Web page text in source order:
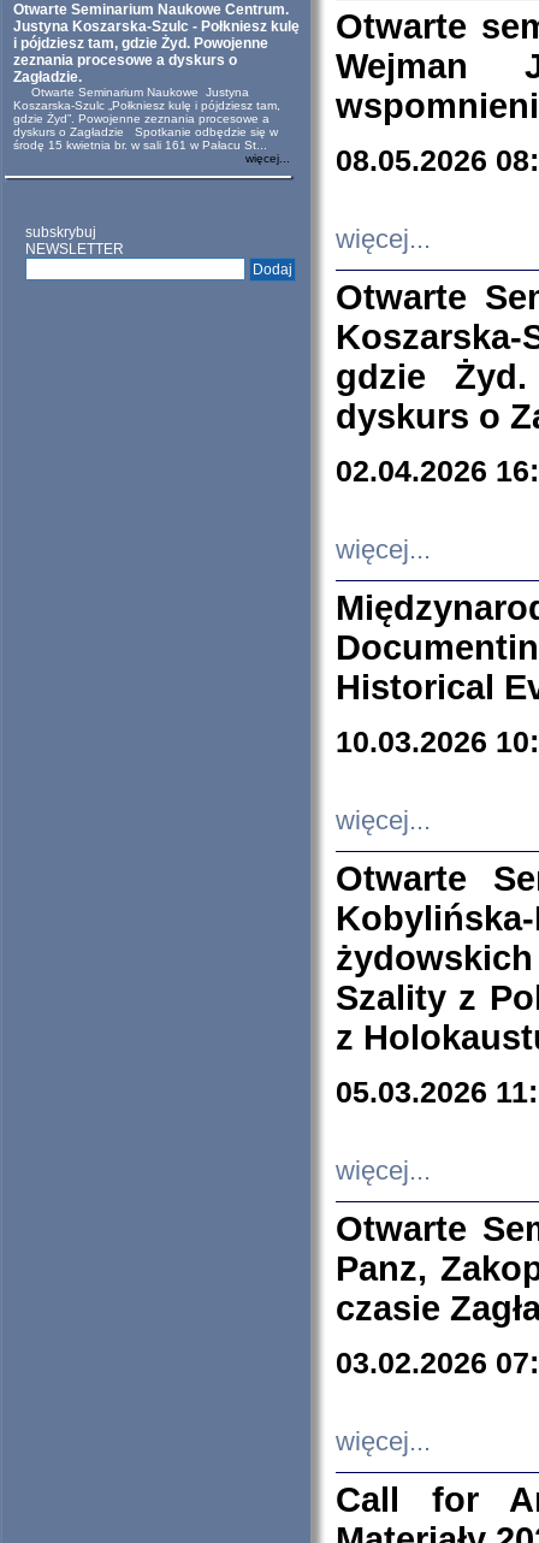
Otwarte Seminarium Naukowe Centrum.
Justyna Koszarska-Szulc - Połkniesz kulę
i pójdziesz tam, gdzie Żyd. Powojenne
zeznania procesowe a dyskurs o
Zagładzie.
Otwarte Seminarium Naukowe Justyna
Koszarska-Szulc „Połkniesz kulę i pójdziesz tam,
gdzie Żyd”. Powojenne zeznania procesowe a
dyskurs o Zagładzie Spotkanie odbędzie się w
środę 15 kwietnia br. w sali 161 w Pałacu St...
więcej...
subskrybuj
NEWSLETTER
Otwarte
Wejman
08.05.2026
więcej...
Otwarte
Koszarska-
gdzie
dyskurs o
02.04.2026
więcej...
Historical
10.03.2026
więcej...
Otwarte
Szality z
z
05.03.2026
więcej...
Otwarte
Panz,
czasie
03.02.2026
więcej...
Call for